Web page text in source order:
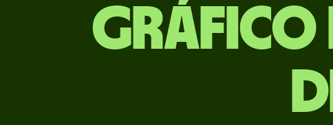
Gráfico